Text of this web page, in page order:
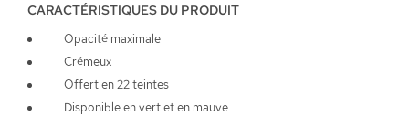
CARACTÉRISTIQUES DU PRODUIT
Opacité maximale
Crémeux
Offert en 22 teintes
Disponible en vert et en mauve